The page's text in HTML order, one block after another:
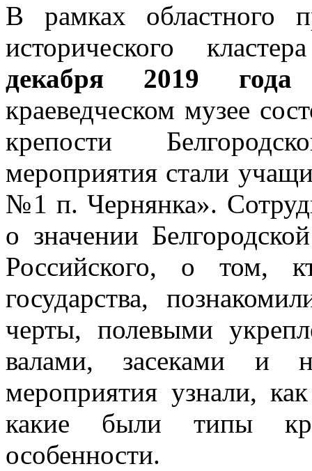
В рамках областного
исторического
декабря 2019
краеведческом музее
крепости
мероприятия стали
№1 п. Чернянка».
о значении
Российского, о том,
государства,
черты, полевыми
валами, засеками и
мероприятия узнали,
какие были типы
особенности.